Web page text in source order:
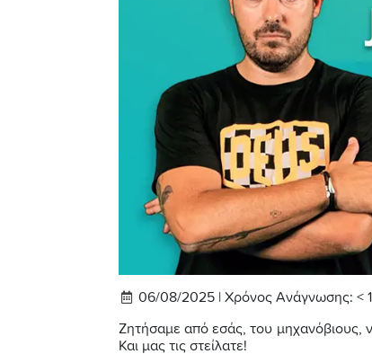
06/08/2025 | Χρόνος Ανάγνωσης: < 1
Ζητήσαμε από εσάς, του μηχανόβιους,
Και μας τις στείλατε!